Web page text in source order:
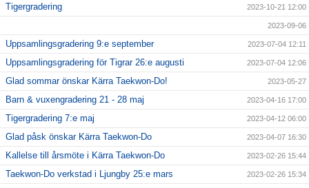
Tigergradering 2023-10-21 12:00
2023-09-06
Uppsamlingsgradering 9:e september 2023-07-04 12:11
Uppsamlingsgradering för Tigrar 26:e augusti 2023-07-04 12:06
Glad sommar önskar Kärra Taekwon-Do! 2023-05-27
Barn & vuxengradering 21 - 28 maj 2023-04-16 17:00
Tigergradering 7:e maj 2023-04-12 06:00
Glad påsk önskar Kärra Taekwon-Do 2023-04-07 16:30
Kallelse till årsmöte i Kärra Taekwon-Do 2023-02-26 15:44
Taekwon-Do verkstad i Ljungby 25:e mars 2023-02-26 15:34